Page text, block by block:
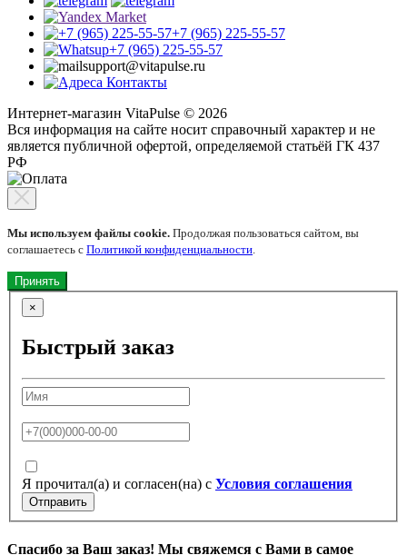
+7 (965) 225-55-57
+7 (965) 225-55-57
support@vitapulse.ru
Контакты
Интернет-магазин VitaPulse © 2026
Вся информация на сайте носит справочный характер и не
является публичной офертой, определяемой статьёй ГК 437
РФ
Мы используем файлы cookie. Продолжая пользоваться сайтом, вы
соглашаетесь с Политикой конфиденциальности.
Принять
×
Быстрый заказ
Я прочитал(а) и согласен(на) с Условия соглашения
Отправить
Спасибо за Ваш заказ! Мы свяжемся с Вами в самое